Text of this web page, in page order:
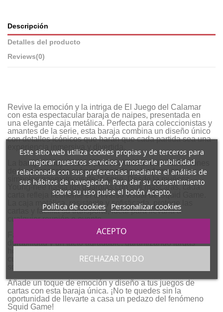
Descripción
Detalles del producto
Reviews(0)
Revive la emoción y la intriga de El Juego del Calamar
con esta espectacular baraja de naipes, presentada en
una elegante caja metálica. Perfecta para coleccionistas y
amantes de la serie, esta baraja combina un diseño único
con detalles icónicos que harán que cada partida sea una
experiencia inmersiva y divertida.
La baraja incluye cartas personalizadas con ilustraciones
de los personajes más reconocidos y los famosos
símbolos geométricos de la serie. Desde la muñeca
Young-hee hasta los guardias con sus máscaras, cada
carta refleja fielmente el universo visual de Squid Game.
La caja metálica, resistente y sofisticada, protege las
cartas y facilita su transporte, ideal para llevarla a
cualquier reunión o evento.
Fabricada con materiales de alta calidad, la baraja ofrece
durabilidad y un tacto agradable, garantizando largas
cumpleaños, celebraciones o simplemente para
Añade un toque de emoción y diseño a tus juegos de
cartas con esta baraja única. ¡No te quedes sin la
oportunidad de llevarte a casa un pedazo del fenómeno
Squid Game!
Este sitio web utiliza cookies propias y de terceros para
mejorar nuestros servicios y mostrarle publicidad
relacionada con sus preferencias mediante el análisis de
sus hábitos de navegación. Para dar su consentimiento
sobre su uso pulse el botón Acepto.
Política de cookies Personalizar cookies
RECHAZAR TODO
ACEPTO